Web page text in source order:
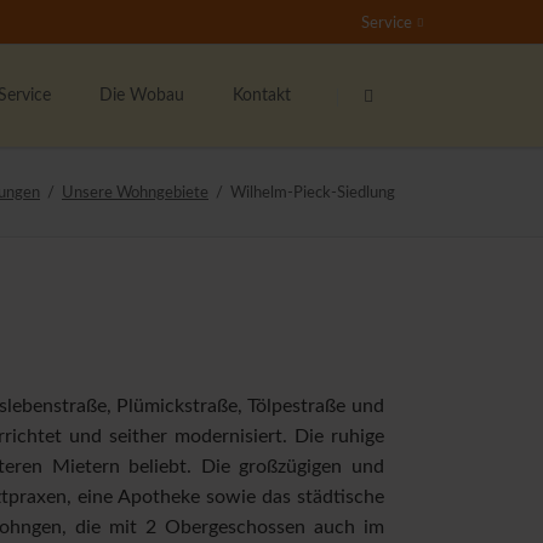
Service
überspringen
Service
Mieterticket
Formulare
"Echo"
Die Wobau
Bester Vermieter 2021
Kontakt
Kontaktformular
Unsere Wohngebiete Wilhelm-Pieck-Siedlung
Plümickstraße, Tölpestraße und
und seither modernisiert. Die ruhige
Mietern beliebt. Die großzügigen und
eine Apotheke sowie das städtische
die mit 2 Obergeschossen auch im